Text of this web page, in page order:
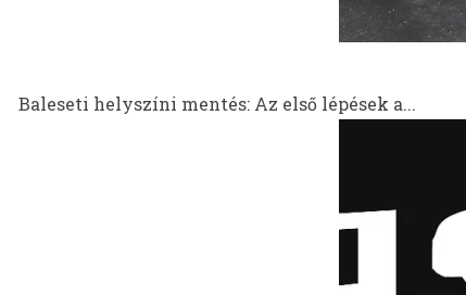
Baleseti helyszíni mentés: Az első lépések a...